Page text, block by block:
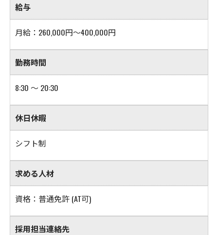
給与
月給：260,000円～400,000円
勤務時間
8:30 ～ 20:30
休日休暇
シフト制
求める人材
資格：普通免許 (AT可)
採用担当連絡先